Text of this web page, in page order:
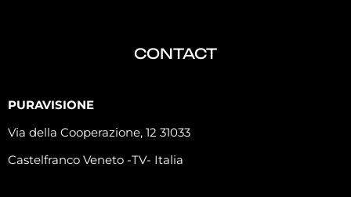
CONTACT
PURAVISIONE
Via della Cooperazione, 12 31033
Castelfranco Veneto -TV- Italia